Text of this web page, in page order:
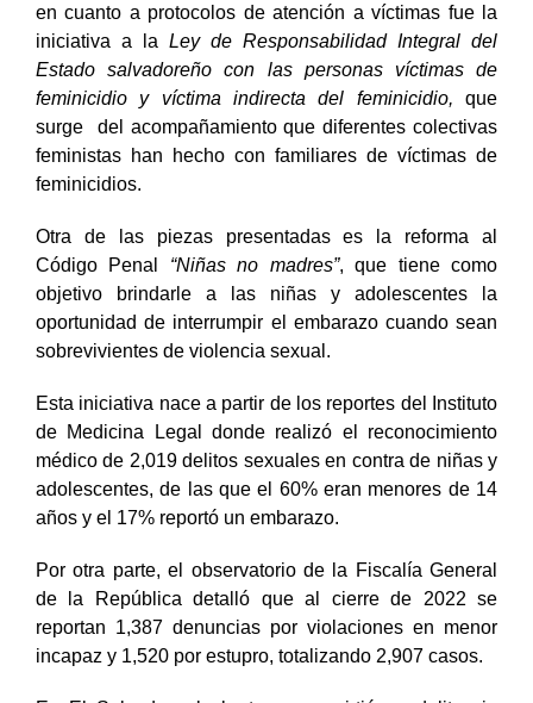
en cuanto a protocolos de atención a víctimas fue la
iniciativa a la Ley de Responsabilidad Integral del
Estado salvadoreño con las personas víctimas de
feminicidio y víctima indirecta del feminicidio, que
surge del acompañamiento que diferentes colectivas
feministas han hecho con familiares de víctimas de
feminicidios.
Otra de las piezas presentadas es la reforma al
Código Penal “Niñas no madres”, que tiene como
objetivo brindarle a las niñas y adolescentes la
oportunidad de interrumpir el embarazo cuando sean
sobrevivientes de violencia sexual.
Esta iniciativa nace a partir de los reportes del Instituto
de Medicina Legal donde realizó el reconocimiento
médico de 2,019 delitos sexuales en contra de niñas y
adolescentes, de las que el 60% eran menores de 14
años y el 17% reportó un embarazo.
Por otra parte, el observatorio de la Fiscalía General
de la República detalló que al cierre de 2022 se
reportan 1,387 denuncias por violaciones en menor
incapaz y 1,520 por estupro, totalizando 2,907 casos.